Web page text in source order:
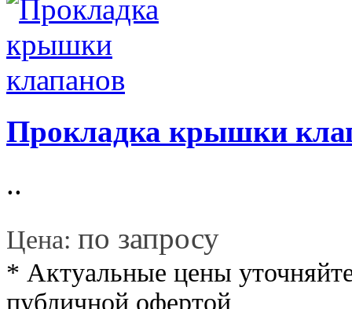
Прокладка крышки
..
Цена: по запросу
* Актуальные цены
публичной офертой